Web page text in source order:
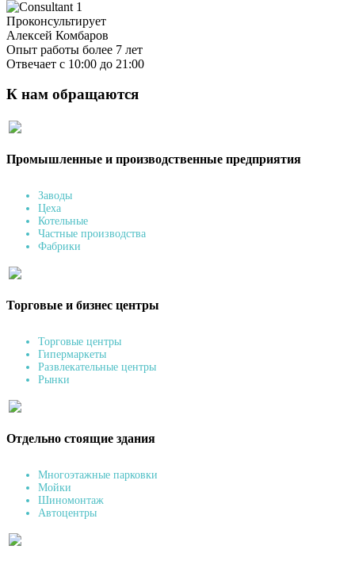
Проконсультирует
Алексей Комбаров
Опыт работы более 7 лет
Отвечает с 10:00 до 21:00
К нам обращаются
Промышленные и производственные предприятия
Заводы
Цеха
Котельные
Частные производства
Фабрики
Торговые и бизнес центры
Торговые центры
Гипермаркеты
Развлекательные центры
Рынки
Отдельно стоящие здания
Многоэтажные парковки
Мойки
Шиномонтаж
Автоцентры